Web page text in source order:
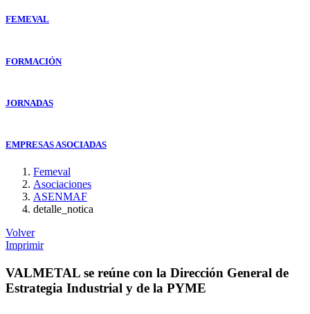
FEMEVAL
FORMACIÓN
JORNADAS
EMPRESAS ASOCIADAS
Femeval
Asociaciones
ASENMAF
detalle_notica
Volver
Imprimir
VALMETAL se reúne con la Dirección General de
Estrategia Industrial y de la PYME